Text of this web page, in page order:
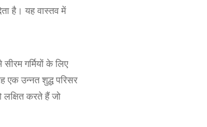
है। यह वास्तव में
गर्मियों के लिए
एक उन्नत शुद्ध परिसर
करते हैं जो